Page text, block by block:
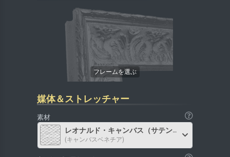
媒体＆ストレッチャー
素材
レオナルド・キャンバス（サテン）
(キャンバスベネチア)